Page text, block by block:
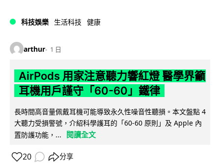
科技娛樂 生活科技 健康
arthur 1 日
AirPods 用家注意聽力響紅燈 醫學界籲
耳機用戶謹守「60-60」鐵律
長時間高音量佩戴耳機可能導致永久性噪音性聽損。本文盤點 4
大聽力受損警號，介紹科學護耳的「60-60 原則」及 Apple 內
置防護功能，...
閱讀全文
20 分享